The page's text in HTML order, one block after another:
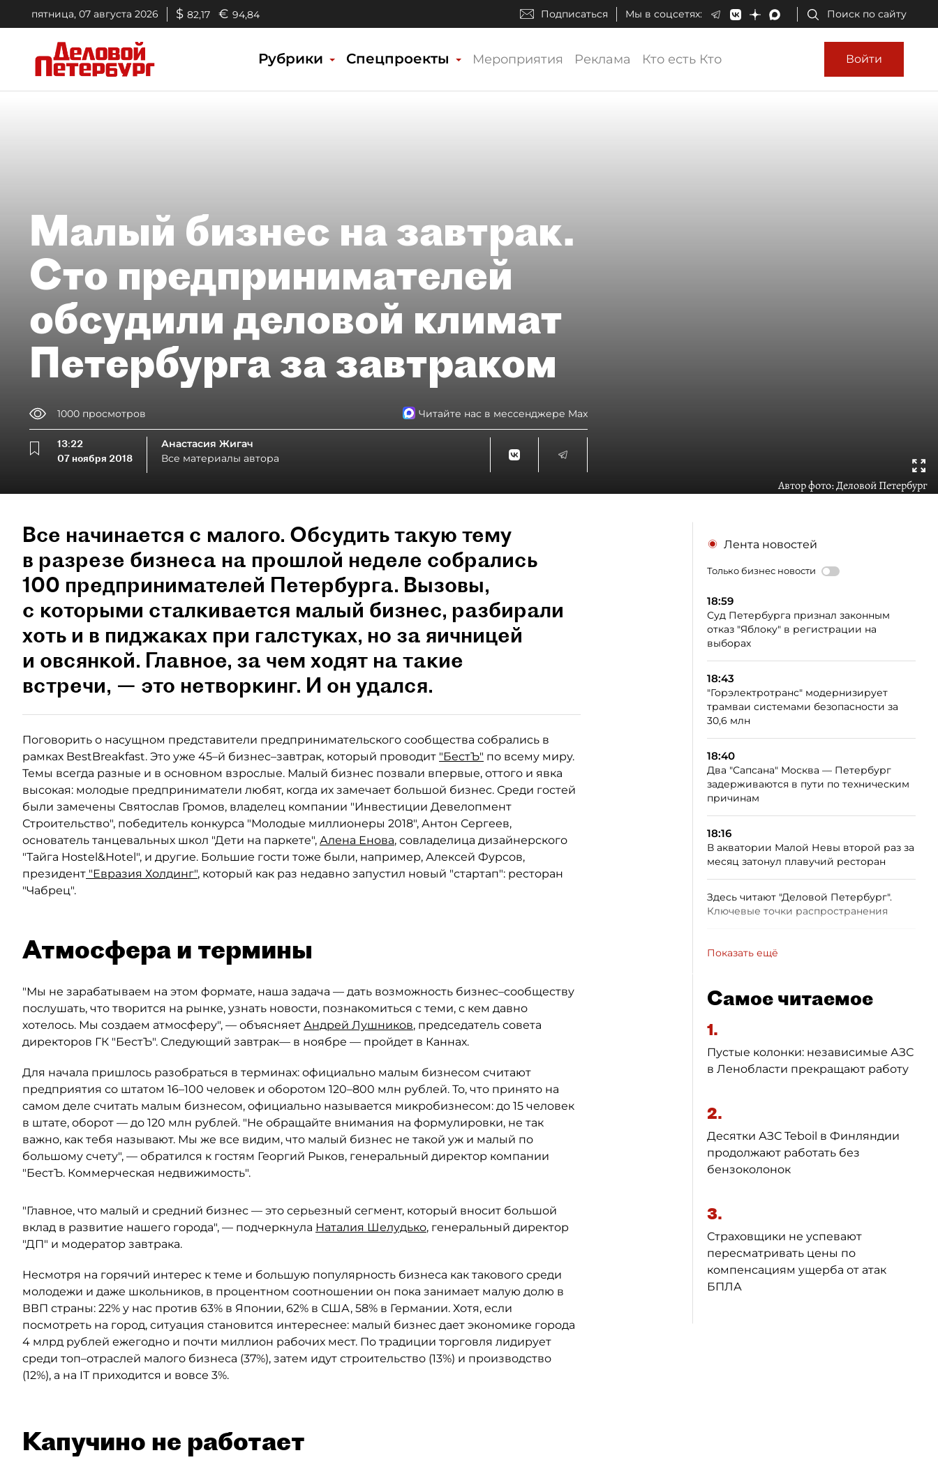
пятница, 07 августа 2026 $ 82,17 € 94,84 Подписаться Мы в соцсетях: Поиск по сайту
Рубрики Спецпроекты Мероприятия Реклама Кто есть Кто Войти
Малый бизнес на завтрак.
Сто предпринимателей
обсудили деловой климат
Петербурга за завтраком
1000 просмотров Читайте нас в мессенджере Max
13:22
07 ноября 2018
Анастасия Жигач
Все материалы автора
Автор фото:Деловой Петербург
Все начинается с малого. Обсудить такую тему
в разрезе бизнеса на прошлой неделе собрались
100 предпринимателей Петербурга. Вызовы,
с которыми сталкивается малый бизнес, разбирали
хоть и в пиджаках при галстуках, но за яичницей
и овсянкой. Главное, за чем ходят на такие
встречи, — это нетворкинг. И он удался.
Поговорить о насущном представители предпринимательского сообщества собрались в
рамках BestBreakfast. Это уже 45–й бизнес–завтрак, который проводит "БестЪ" по всему миру.
Темы всегда разные и в основном взрослые. Малый бизнес позвали впервые, оттого и явка
высокая: молодые предприниматели любят, когда их замечает большой бизнес. Среди гостей
были замечены Святослав Громов, владелец компании "Инвестиции Девелопмент
Строительство", победитель конкурса "Молодые миллионеры 2018", Антон Сергеев,
основатель танцевальных школ "Дети на паркете", Алена Енова, совладелица дизайнерского
"Тайга Hostel&Hotel", и другие. Большие гости тоже были, например, Алексей Фурсов,
президент "Евразия Холдинг", который как раз недавно запустил новый "стартап": ресторан
"Чабрец".
Атмосфера и термины
"Мы не зарабатываем на этом формате, наша задача — дать возможность бизнес–сообществу
послушать, что творится на рынке, узнать новости, познакомиться с теми, с кем давно
хотелось. Мы создаем атмосферу", — объясняет Андрей Лушников, председатель совета
директоров ГК "БестЪ". Следующий завтрак— в ноябре — пройдет в Каннах.
Для начала пришлось разобраться в терминах: официально малым бизнесом считают
предприятия со штатом 16–100 человек и оборотом 120–800 млн рублей. То, что принято на
самом деле считать малым бизнесом, официально называется микробизнесом: до 15 человек
в штате, оборот — до 120 млн рублей. "Не обращайте внимания на формулировки, не так
важно, как тебя называют. Мы же все видим, что малый бизнес не такой уж и малый по
большому счету", — обратился к гостям Георгий Рыков, генеральный директор компании
"БестЪ. Коммерческая недвижимость".
"Главное, что малый и средний бизнес — это серьезный сегмент, который вносит большой
вклад в развитие нашего города", — подчеркнула Наталия Шелудько, генеральный директор
"ДП" и модератор завтрака.
Несмотря на горячий интерес к теме и большую популярность бизнеса как такового среди
молодежи и даже школьников, в процентном соотношении он пока занимает малую долю в
ВВП страны: 22% у нас против 63% в Японии, 62% в США, 58% в Германии. Хотя, если
посмотреть на город, ситуация становится интереснее: малый бизнес дает экономике города
4 млрд рублей ежегодно и почти миллион рабочих мест. По традиции торговля лидирует
среди топ–отраслей малого бизнеса (37%), затем идут строительство (13%) и производство
(12%), а на IT приходится и вовсе 3%.
Капучино не работает
Лента новостей
Только бизнес новости
18:59
Суд Петербурга признал законным
отказ "Яблоку" в регистрации на
выборах
18:43
"Горэлектротранс" модернизирует
трамваи системами безопасности за
30,6 млн
18:40
Два "Сапсана" Москва — Петербург
задерживаются в пути по техническим
причинам
18:16
В акватории Малой Невы второй раз за
месяц затонул плавучий ресторан
Здесь читают "Деловой Петербург".
Ключевые точки распространения
Показать ещё
Самое читаемое
1.
Пустые колонки: независимые АЗС
в Ленобласти прекращают работу
2.
Десятки АЗС Teboil в Финляндии
продолжают работать без
бензоколонок
3.
Страховщики не успевают
пересматривать цены по
компенсациям ущерба от атак
БПЛА